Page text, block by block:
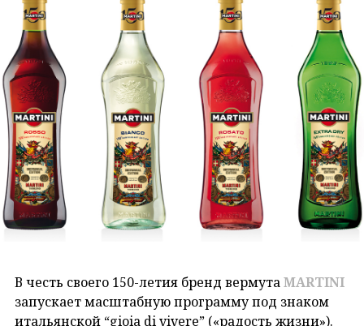
В честь своего 150-летия бренд вермутаMARTINI
запускает масштабную программу под знаком
итальянской “gioia di vivere” («радость жизни»).